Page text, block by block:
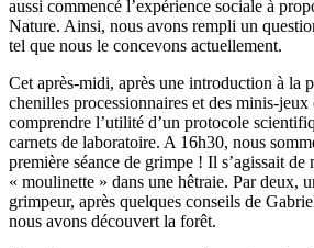
aussi commencé l’expérience sociale à
Nature. Ainsi, nous avons rempli un
tel que nous le concevons actuellement.
Cet après-midi, après une introduction à la
chenilles processionnaires et des minis-
comprendre l’utilité d’un protocole
carnets de laboratoire. A 16h30, nous
première séance de grimpe ! Il s’agissait de
« moulinette » dans une hêtraie. Par deux,
grimpeur, après quelques conseils de
nous avons découvert la forêt.